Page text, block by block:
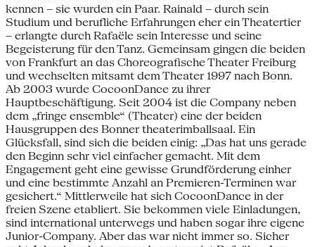
kennen – sie wurden ein Paar. Rainald – durch sein
Studium und berufliche Erfahrungen eher ein Theatertier
– erlangte durch Rafaële sein Interesse und seine
Begeisterung für den Tanz. Gemeinsam gingen die beiden
von Frankfurt an das Choreografische Theater Freiburg
und wechselten mitsamt dem Theater 1997 nach Bonn.
Ab 2003 wurde CocoonDance zu ihrer
Hauptbeschäftigung. Seit 2004 ist die Company neben
dem „fringe ensemble“ (Theater) eine der beiden
Hausgruppen des Bonner theaterimballsaal. Ein
Glücksfall, sind sich die beiden einig: „Das hat uns gerade
den Beginn sehr viel einfacher gemacht. Mit dem
Engagement geht eine gewisse Grundförderung einher
und eine bestimmte Anzahl an Premieren-Terminen war
gesichert.“ Mittlerweile hat sich CocoonDance in der
freien Szene etabliert. Sie bekommen viele Einladungen,
sind international unterwegs und haben sogar ihre eigene
Junior-Company. Aber das war nicht immer so. Sicher